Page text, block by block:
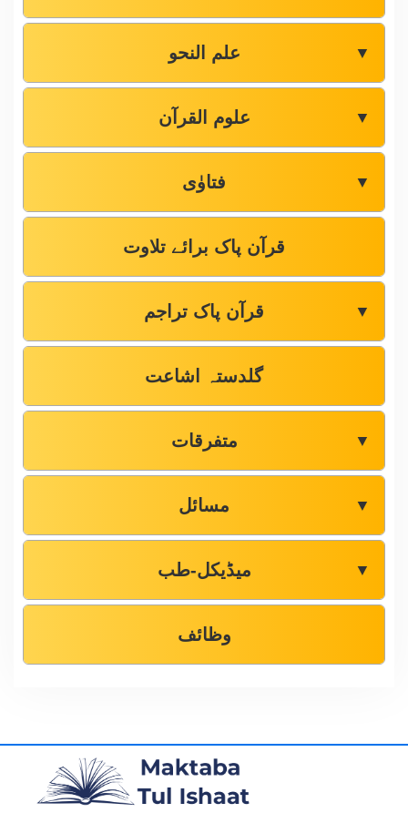
علم النحو ▼
علوم القرآن ▼
فتاوٰی ▼
قرآن پاک برائے تلاوت
قرآن پاک تراجم ▼
گلدستہ اشاعت
متفرقات ▼
مسائل ▼
میڈیکل-طب ▼
وظائف